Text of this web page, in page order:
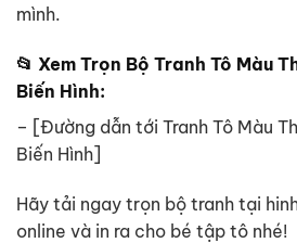
mình.
📂 Xem Trọn Bộ Tranh Tô Màu
Biến Hình:
– [Đường dẫn tới Tranh Tô Màu
Biến Hình]
Hãy tải ngay trọn bộ tranh tại
online và in ra cho bé tập tô nhé!